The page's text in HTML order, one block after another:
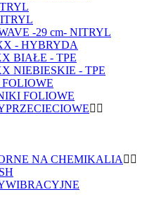
-29 cm- NITRYL
- HYBRYDA
BIAŁE - TPE
NIEBIESKIE - TPE
FOLIOWE
NA CHEMIKALIA